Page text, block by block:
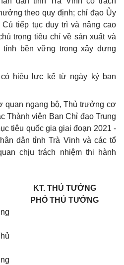
theo quy định; chỉ đạo Ủy
Cú tiếp tục duy trì và nâng cao
trọng tiêu chí về sản xuất và
bền vững trong xây dựng
hiệu lực kể từ ngày ký ban
quan ngang bộ, Thủ trưởng cơ
Thành viên Ban Chỉ đạo Trung
tiêu quốc gia giai đoạn 2021 -
dân tỉnh Trà Vinh và các tổ
chịu trách nhiệm thi hành
KT. THỦ TƯỚNG
PHÓ THỦ TƯỚNG